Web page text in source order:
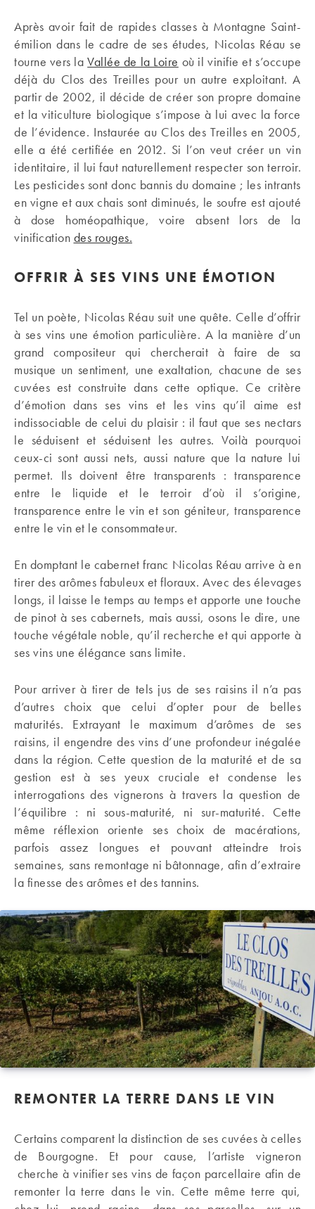
Après avoir fait de rapides classes à Montagne Saint-
émilion dans le cadre de ses études, Nicolas Réau se
tourne vers laVallée de la Loire où il vinifie et s’occupe
déjà du Clos des Treilles pour un autre exploitant. A
partir de 2002, il décide de créer son propre domaine
et la viticulture biologique s’impose à lui avec la force
de l’évidence. Instaurée au Clos des Treilles en 2005,
elle a été certifiée en 2012. Si l’on veut créer un vin
identitaire, il lui faut naturellement respecter son terroir.
Les pesticides sont donc bannis du domaine ; les intrants
en vigne et aux chais sont diminués, le soufre est ajouté
à dose homéopathique, voire absent lors de la
vinification des rouges.
OFFRIR À SES VINS UNE ÉMOTION
Tel un poète, Nicolas Réau suit une quête. Celle d’offrir
à ses vins une émotion particulière. A la manière d’un
grand compositeur qui chercherait à faire de sa
musique un sentiment, une exaltation, chacune de ses
cuvées est construite dans cette optique. Ce critère
d’émotion dans ses vins et les vins qu’il aime est
indissociable de celui du plaisir : il faut que ses nectars
le séduisent et séduisent les autres. Voilà pourquoi
ceux-ci sont aussi nets, aussi nature que la nature lui
permet. Ils doivent être transparents : transparence
entre le liquide et le terroir d’où il s’origine,
transparence entre le vin et son géniteur, transparence
entre le vin et le consommateur.
En domptant le cabernet franc Nicolas Réau arrive à en
tirer des arômes fabuleux et floraux. Avec des élevages
longs, il laisse le temps au temps et apporte une touche
de pinot à ses cabernets, mais aussi, osons le dire, une
touche végétale noble, qu’il recherche et qui apporte à
ses vins une élégance sans limite.
Pour arriver à tirer de tels jus de ses raisins il n’a pas
d’autres choix que celui d’opter pour de belles
maturités. Extrayant le maximum d’arômes de ses
raisins, il engendre des vins d’une profondeur inégalée
dans la région. Cette question de la maturité et de sa
gestion est à ses yeux cruciale et condense les
interrogations des vignerons à travers la question de
l’équilibre : ni sous-maturité, ni sur-maturité. Cette
même réflexion oriente ses choix de macérations,
parfois assez longues et pouvant atteindre trois
semaines, sans remontage ni bâtonnage, afin d’extraire
la finesse des arômes et des tannins.
REMONTER LA TERRE DANS LE VIN
Certains comparent la distinction de ses cuvées à celles
de Bourgogne. Et pour cause, l’artiste vigneron
cherche à vinifier ses vins de façon parcellaire afin de
remonter la terre dans le vin. Cette même terre qui,